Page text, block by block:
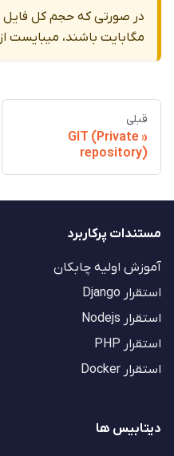
مگابایت باشند، میبایست از
قبلی
GIT (Private
repository)
مستندات پرکاربرد
آموزش اولیه چابکان
استقرار Django
استقرار Nodejs
استقرار PHP
استقرار Docker
دیتابیس ها